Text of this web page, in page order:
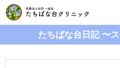
たちばな台日記 〜